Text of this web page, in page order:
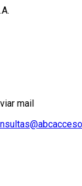
mail